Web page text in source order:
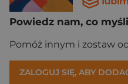
Powiedz nam, co
Pomóż innym i zostaw
ZALOGUJ SIĘ, ABY